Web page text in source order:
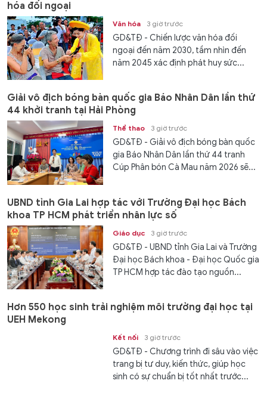
hóa đối ngoại
Văn hóa 3 giờ trước
GD&TĐ - Chiến lược văn hóa đối
ngoại đến năm 2030, tầm nhìn đến
năm 2045 xác định phát huy sức...
Giải vô địch bóng bàn quốc gia Báo Nhân Dân lần thứ
44 khởi tranh tại Hải Phòng
Thể thao 3 giờ trước
GD&TĐ - Giải vô địch bóng bàn quốc
gia Báo Nhân Dân lần thứ 44 tranh
Cúp Phân bón Cà Mau năm 2026 sẽ...
UBND tỉnh Gia Lai hợp tác với Trường Đại học Bách
khoa TP HCM phát triển nhân lực số
Giáo dục 3 giờ trước
GD&TĐ - UBND tỉnh Gia Lai và Trường
Đại học Bách khoa - Đại học Quốc gia
TP HCM hợp tác đào tạo nguồn...
Hơn 550 học sinh trải nghiệm môi trường đại học tại
UEH Mekong
Kết nối 3 giờ trước
GD&TĐ - Chương trình đi sâu vào việc
trang bị tư duy, kiến thức, giúp học
sinh có sự chuẩn bị tốt nhất trước...